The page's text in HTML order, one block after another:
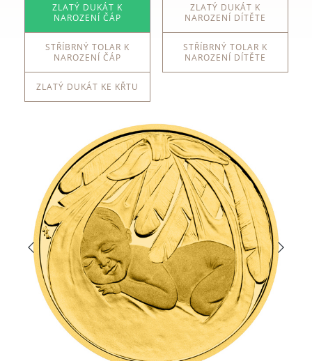
ZLATÝ DUKÁT K
NAROZENÍ ČÁP
ZLATÝ DUKÁT K
NAROZENÍ DÍTĚTE
STŘÍBRNÝ TOLAR K
NAROZENÍ ČÁP
STŘÍBRNÝ TOLAR K
NAROZENÍ DÍTĚTE
ZLATÝ DUKÁT KE KŘTU